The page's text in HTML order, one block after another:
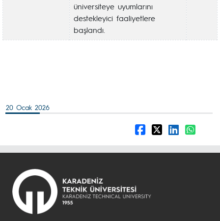
üniversiteye uyumlarını
destekleyici faaliyetlere
başlandı.
20 Ocak 2026